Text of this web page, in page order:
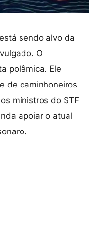
sendo alvo da
O
polêmica. Ele
de caminhoneiros
ministros do STF
apoiar o atual